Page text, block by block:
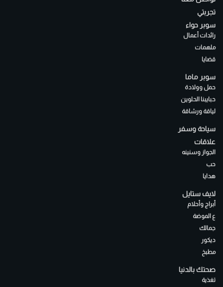
تجربتي
سوبر حواء
رائدات أعمال
ملهمات
قضايا
سوبر ماما
حمل وولادة
حبايبنا الحلوين
لياقة ورشاقة
سياحة وسفر
علاقات
الجواز وسنينه
حب
هدايا
لايف ستايل
أبراج وأحلام
ع الموضة
جمالك
ديكور
مطبخ
صحتك بالدنيا
تغذية